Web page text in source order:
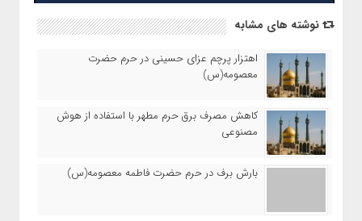
نوشته های مشابه
اهتزار پرچم عزای حسینی در حرم حضرت
معصومه(س)
کاهش مصرف برق حرم مطهر با استفاده از هوش
مصنوعی
بارش برف در حرم حضرت فاطمه معصومه(س)